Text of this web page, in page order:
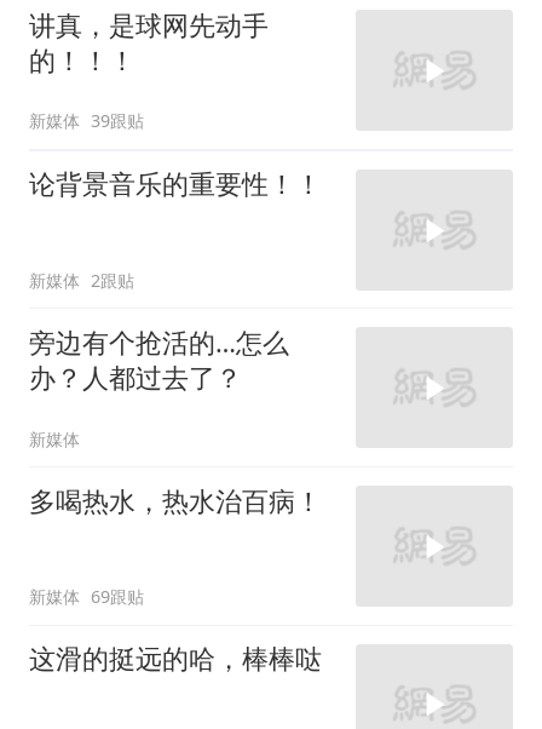
讲真，是球网先动手
的！！！
新媒体 39跟贴
论背景音乐的重要性！！
新媒体 2跟贴
旁边有个抢活的…怎么
办？人都过去了？
新媒体
多喝热水，热水治百病！
新媒体 69跟贴
这滑的挺远的哈，棒棒哒